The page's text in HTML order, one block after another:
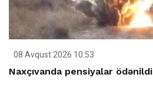
08 Avqust 2026 10:53
Naxçıvanda pensiyalar ödənildi